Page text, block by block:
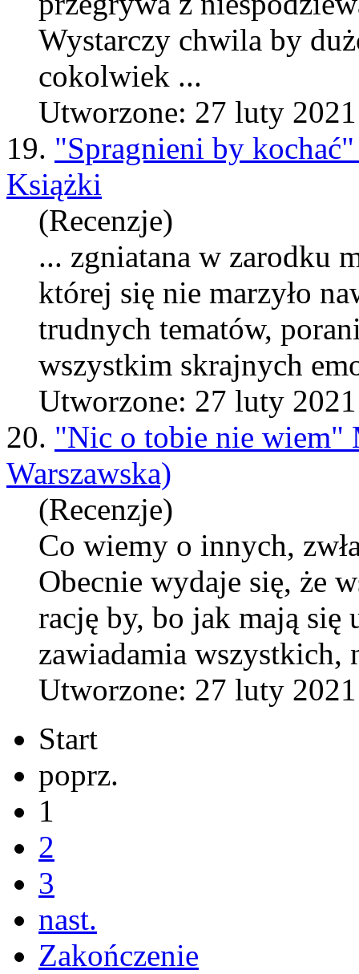
Wystarczy chwila by
cokolwiek ...
Utworzone: 27 luty 2021
19. "Spragnieni by
Książki
(Recenzje)
... zgniatana w zarodku
której się nie marzyło
trudnych tematów,
wszystkim skrajnych
Utworzone: 27 luty 2021
20. "Nic o tobie nie wiem"
Warszawska)
(Recenzje)
Co wiemy o innych,
Obecnie wydaje się, że
rację by, bo jak mają się
zawiadamia wszystkich,
Utworzone: 27 luty 2021
Start
poprz.
1
2
3
nast.
Zakończenie